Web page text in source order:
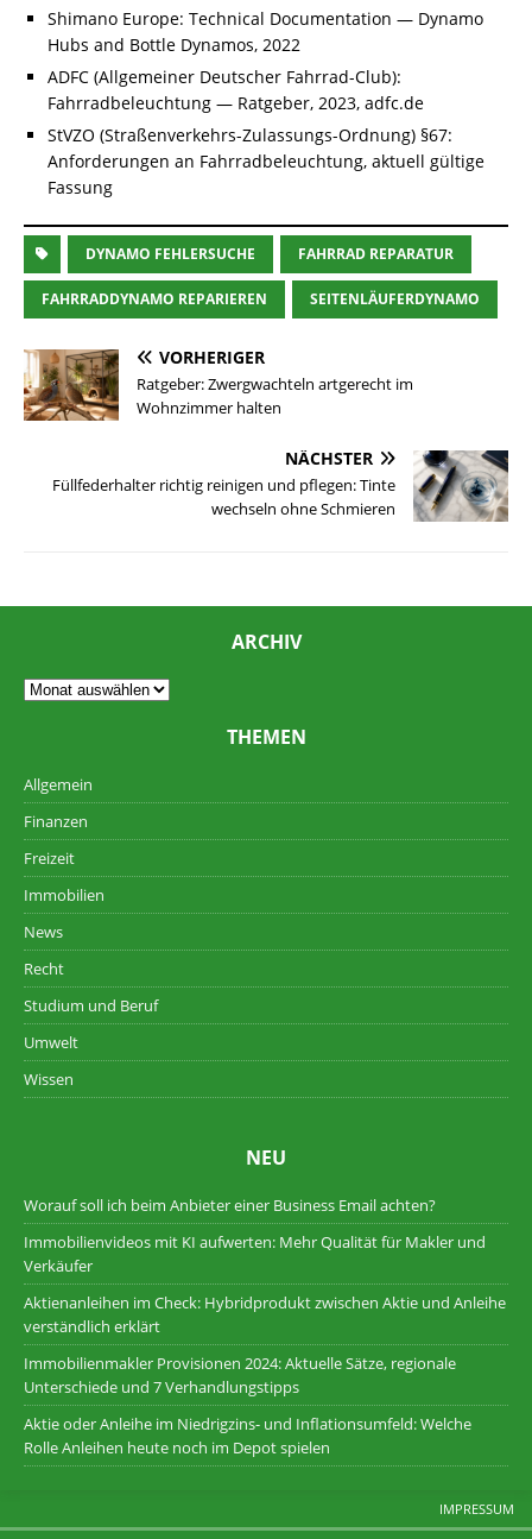
Shimano Europe: Technical Documentation — Dynamo
Hubs and Bottle Dynamos, 2022
ADFC (Allgemeiner Deutscher Fahrrad-Club):
Fahrradbeleuchtung — Ratgeber, 2023, adfc.de
StVZO (Straßenverkehrs-Zulassungs-Ordnung) §67:
Anforderungen an Fahrradbeleuchtung, aktuell gültige
Fassung
DYNAMO FEHLERSUCHE FAHRRAD REPARATUR
FAHRRADDYNAMO REPARIEREN SEITENLÄUFERDYNAMO
VORHERIGER
Ratgeber: Zwergwachteln artgerecht im
Wohnzimmer halten
NÄCHSTER
Füllfederhalter richtig reinigen und pflegen: Tinte
wechseln ohne Schmieren
ARCHIV
THEMEN
Allgemein
Finanzen
Freizeit
Immobilien
News
Recht
Studium und Beruf
Umwelt
Wissen
NEU
Worauf soll ich beim Anbieter einer Business Email achten?
Immobilienvideos mit KI aufwerten: Mehr Qualität für Makler und
Verkäufer
Aktienanleihen im Check: Hybridprodukt zwischen Aktie und Anleihe
verständlich erklärt
Immobilienmakler Provisionen 2024: Aktuelle Sätze, regionale
Unterschiede und 7 Verhandlungstipps
Aktie oder Anleihe im Niedrigzins- und Inflationsumfeld: Welche
Rolle Anleihen heute noch im Depot spielen
IMPRESSUM